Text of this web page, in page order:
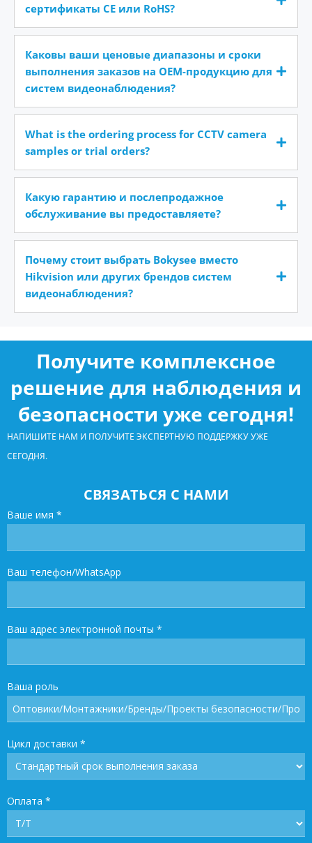
сертификаты CE или RoHS?
Каковы ваши ценовые диапазоны и сроки
выполнения заказов на OEM-продукцию для
систем видеонаблюдения?
What is the ordering process for CCTV camera
samples or trial orders?
Какую гарантию и послепродажное
обслуживание вы предоставляете?
Почему стоит выбрать Bokysee вместо
Hikvision или других брендов систем
видеонаблюдения?
Получите комплексное
решение для наблюдения и
безопасности уже сегодня!
НАПИШИТЕ НАМ И ПОЛУЧИТЕ ЭКСПЕРТНУЮ ПОДДЕРЖКУ УЖЕ
СЕГОДНЯ.
СВЯЗАТЬСЯ С НАМИ
Ваше имя *
Ваш телефон/WhatsApp
Ваш адрес электронной почты *
Ваша роль
Цикл доставки *
Оплата *